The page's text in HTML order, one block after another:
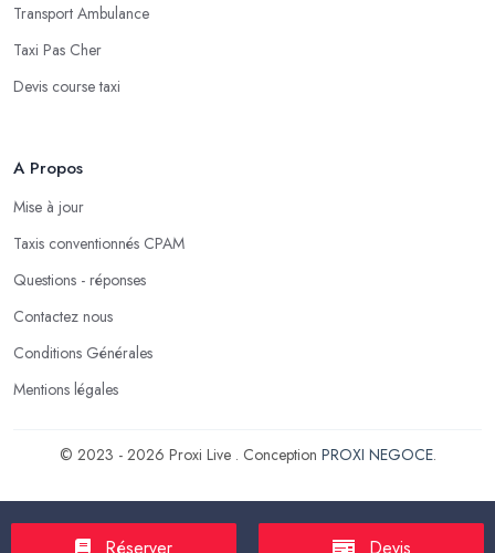
Transport Ambulance
Taxi Pas Cher
Devis course taxi
A Propos
Mise à jour
Taxis conventionnés CPAM
Questions - réponses
Contactez nous
Conditions Générales
Mentions légales
© 2023 - 2026 Proxi Live . Conception PROXI NEGOCE.